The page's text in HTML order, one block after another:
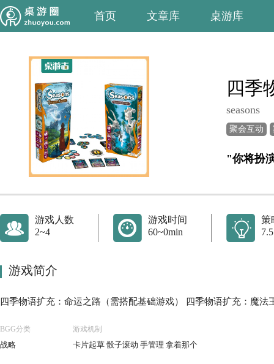
首页 文章库 桌游库
四季
seasons
聚会互动
游戏人数
2~4
游戏时间
60~0min
策
7.5
游戏简介
四季物语扩充：命运之路（需搭配基础游戏） 四季物语扩充：魔法
BGG分类
战略
游戏机制
卡片起草 骰子滚动 手管理 拿着那个